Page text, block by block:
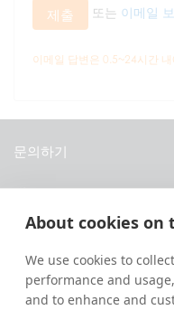
About cookies on
We use cookies to
performance and
and to enhance and
제출 또는 이메일
이메일 답변은 0.5~24시간 내
문의하기
중국 티베트 라싸 당레
+86 18583346229
연결하기